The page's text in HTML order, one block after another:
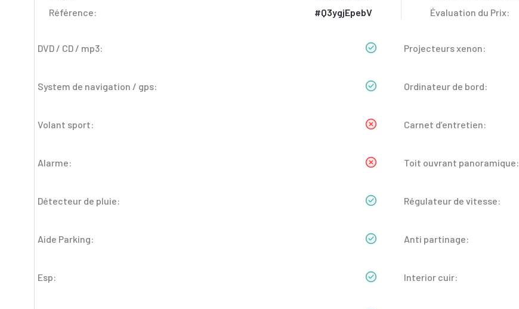
Référence:
#Q3ygjEpebV
Évaluation du Prix:
DVD / CD / mp3:
System de navigation / gps:
Volant sport:
Alarme:
Détecteur de pluie:
Aide Parking:
Esp:
Projecteurs xenon:
Ordinateur de bord:
Carnet d’entretien:
Toit ouvrant panoramique:
Régulateur de vitesse:
Anti partinage:
Interior cuir: